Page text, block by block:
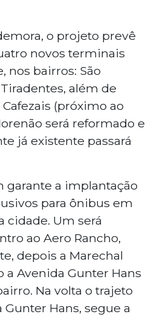
o projeto prevê
novos terminais
nos bairros: São
além de
(próximo ao
será reformado e
já existente passará
garante a implantação
para ônibus em
cidade. Um será
ao Aero Rancho,
depois a Marechal
a Avenida Gunter Hans
Na volta o trajeto
Hans, segue a